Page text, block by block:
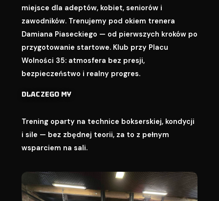
miejsce dla adeptów, kobiet, seniorów i
zawodników. Trenujemy pod okiem trenera
Damiana Piaseckiego — od pierwszych kroków po
przygotowanie startowe. Klub przy Placu
Wolności 35: atmosfera bez presji,
bezpieczeństwo i realny progres.
DLACZEGO MY
Trening oparty na technice bokserskiej, kondycji
i sile — bez zbędnej teorii, za to z pełnym
wsparciem na sali.